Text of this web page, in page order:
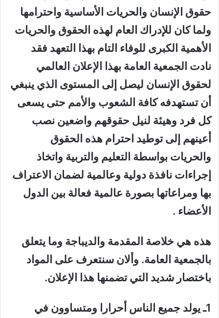
حقوق الإنسان والحريات الأساسية واحترامها
ولما كان للإدراك العام لهذه الحقوق والحريات
الأهمية الكبرى للوفاء التام بهذا التعهد فقد
نادت الجمعية العامة بهذا الإعلان العالمي
لحقوق الإنسان ليصل إلى المستوى الذي ينبغي
أن تستهدفه كافة الشعوب والأمم حتى يسعى
كل فرد وهيئة لنيل حقوقهم واضعين نصب
أعينهم إلى توطيد احترام هذه الحقوق
والحريات بواسطة التعليم والتربية واتخاذ
إجراءات نافذة دولية وعالمية لضمان الاعتراف
بها ومراعاتها بصورة عالمية فعالة بين الدول
الأعضاء .
هذه هي خلاصة المقدمة والديباجة وما يتعلق
بالجمعية العامة. وألان سنتعرف على المواد
باختصار شديد التي تضمنها هذا الإعلان.
1ـ يولد جميع الناس أحرارا ومتساوون في